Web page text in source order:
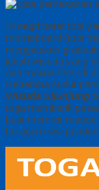
Di negri barat topi
mortarboard (topi
mengatakan
jubah wisuda yang
ada makna filosofi
Beberapa sudut
Wisuda Sijunjung
toga memberik
buat memikir masuk
beragam sisi